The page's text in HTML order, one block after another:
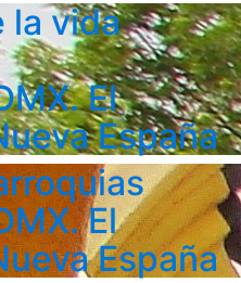
la vida
El
España
El
España